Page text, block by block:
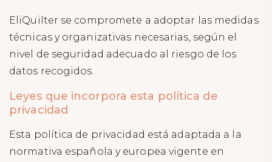
EliQuilter se compromete a adoptar las medidas
técnicas y organizativas necesarias, según el
nivel de seguridad adecuado al riesgo de los
datos recogidos.
Leyes que incorpora esta política de
privacidad
Esta política de privacidad está adaptada a la
normativa española y europea vigente en